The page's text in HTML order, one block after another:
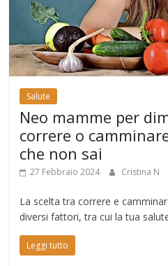
Salute
Neo mamme per
correre o
che non sai
27 Febbraio 2024 Cristina N
La scelta tra correre e
diversi fattori, tra cui la tua
Leggi tutto